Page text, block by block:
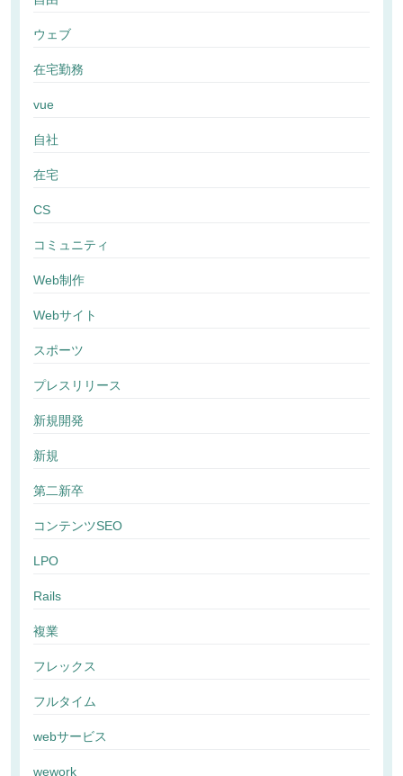
ウェブ
在宅勤務
vue
自社
在宅
CS
コミュニティ
Web制作
Webサイト
スポーツ
プレスリリース
新規開発
新規
第二新卒
コンテンツSEO
LPO
Rails
複業
フレックス
フルタイム
webサービス
wework